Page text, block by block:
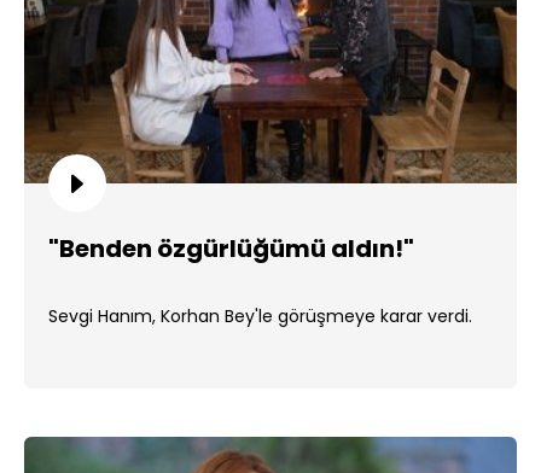
"Benden özgürlüğümü aldın!"
Sevgi Hanım, Korhan Bey'le görüşmeye karar verdi.